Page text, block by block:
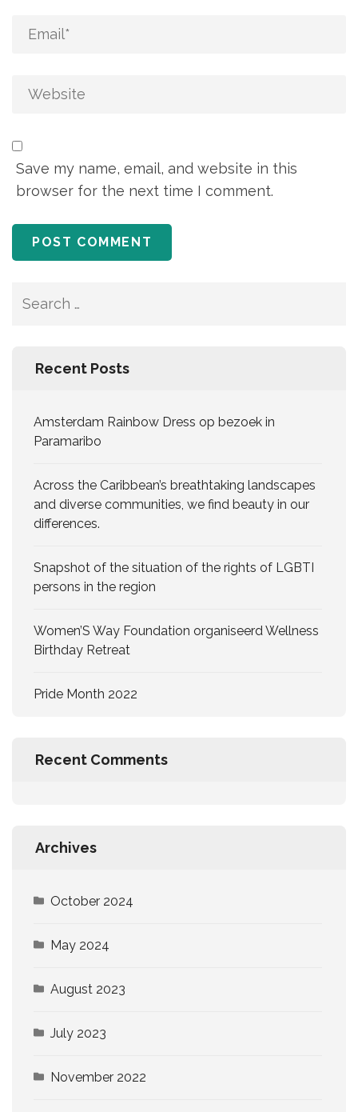
Save my name, email, and website in this
browser for the next time I comment.
Recent Posts
Amsterdam Rainbow Dress op bezoek in
Paramaribo
Across the Caribbean’s breathtaking landscapes
and diverse communities, we find beauty in our
differences.
Snapshot of the situation of the rights of LGBTI
persons in the region
Women’S Way Foundation organiseerd Wellness
Birthday Retreat
Pride Month 2022
Recent Comments
Archives
October 2024
May 2024
August 2023
July 2023
November 2022